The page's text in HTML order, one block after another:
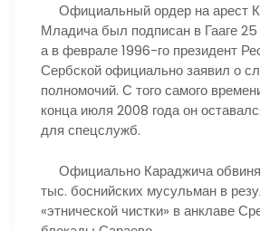
Официальный ордер на арест
Младича был подписан в Гааге
а в феврале 1996-го президент
Сербской официально заявил о
полномочий. С того самого
конца июля 2008 года он
для спецслужб.
Официально Караджича
тыс. боснийских мусульман в
«этнической чистки» в анклаве